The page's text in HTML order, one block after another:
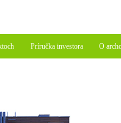
Príručka investora O